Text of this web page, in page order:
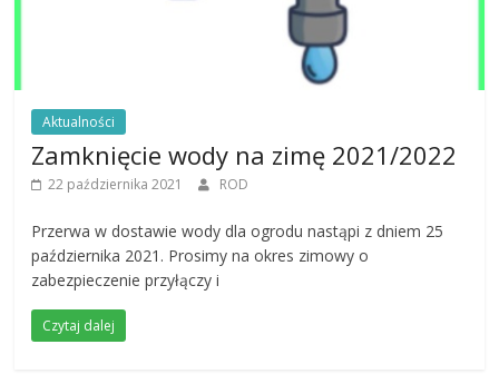
Aktualności
Zamknięcie wody na zimę 2021/2022
22 października 2021 ROD
Przerwa w dostawie wody dla ogrodu nastąpi z dniem 25
października 2021. Prosimy na okres zimowy o
zabezpieczenie przyłączy i
Czytaj dalej